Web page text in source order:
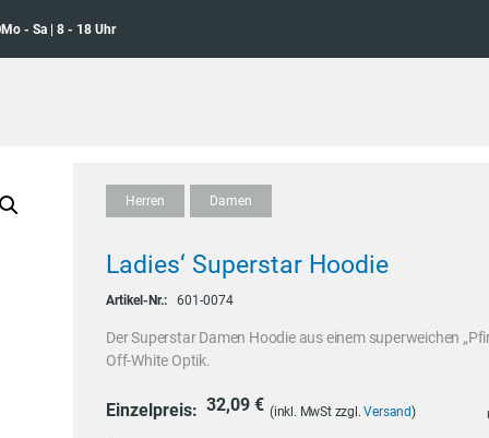
Mo - Sa | 8 - 18 Uhr
Herren Damen
Ladies‘ Superstar Hoodie
Artikel-Nr.: 601-0074
Der Superstar Damen Hoodie aus einem superweichen
Off-White Optik.
Einzelpreis: 32,09 € (inkl. MwSt zzgl.Versand)